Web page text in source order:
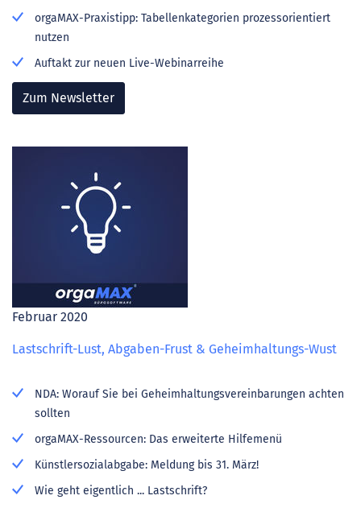
orgaMAX-Praxistipp: Tabellenkategorien prozessorientiert
nutzen
Auftakt zur neuen Live-Webinarreihe
Zum Newsletter
Februar 2020
Lastschrift-Lust, Abgaben-Frust & Geheimhaltungs-Wust
NDA: Worauf Sie bei Geheimhaltungsvereinbarungen achten
sollten
orgaMAX-Ressourcen: Das erweiterte Hilfemenü
Künstlersozialabgabe: Meldung bis 31. März!
Wie geht eigentlich ... Lastschrift?